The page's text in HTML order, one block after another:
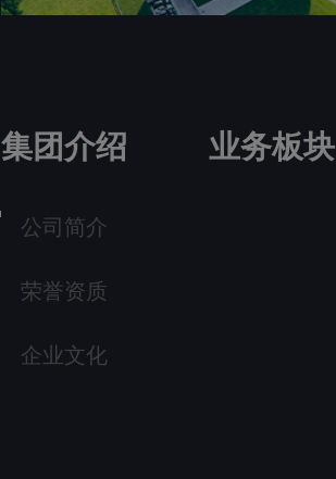
集团介绍
公司简介
荣誉资质
企业文化
业务板块